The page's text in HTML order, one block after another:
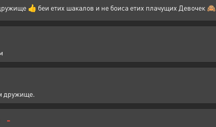
👍 беи етих шакалов и не боиса етих плачущих Девочек 🙈
дружище.
-